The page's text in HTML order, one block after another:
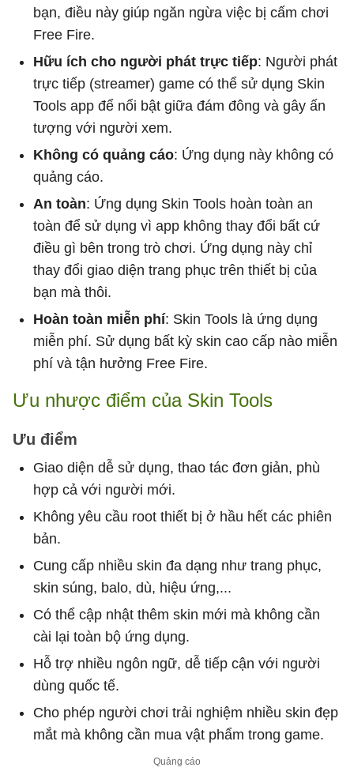
bạn, điều này giúp ngăn ngừa việc bị cấm chơi
Free Fire.
Hữu ích cho người phát trực tiếp: Người phát
trực tiếp (streamer) game có thể sử dụng Skin
Tools app để nổi bật giữa đám đông và gây ấn
tượng với người xem.
Không có quảng cáo: Ứng dụng này không có
quảng cáo.
An toàn: Ứng dụng Skin Tools hoàn toàn an
toàn để sử dụng vì app không thay đổi bất cứ
điều gì bên trong trò chơi. Ứng dụng này chỉ
thay đổi giao diện trang phục trên thiết bị của
bạn mà thôi.
Hoàn toàn miễn phí: Skin Tools là ứng dụng
miễn phí. Sử dụng bất kỳ skin cao cấp nào miễn
phí và tận hưởng Free Fire.
Ưu nhược điểm của Skin Tools
Ưu điểm
Giao diện dễ sử dụng, thao tác đơn giản, phù
hợp cả với người mới.
Không yêu cầu root thiết bị ở hầu hết các phiên
bản.
Cung cấp nhiều skin đa dạng như trang phục,
skin súng, balo, dù, hiệu ứng,...
Có thể cập nhật thêm skin mới mà không cần
cài lại toàn bộ ứng dụng.
Hỗ trợ nhiều ngôn ngữ, dễ tiếp cận với người
dùng quốc tế.
Cho phép người chơi trải nghiệm nhiều skin đẹp
mắt mà không cần mua vật phẩm trong game.